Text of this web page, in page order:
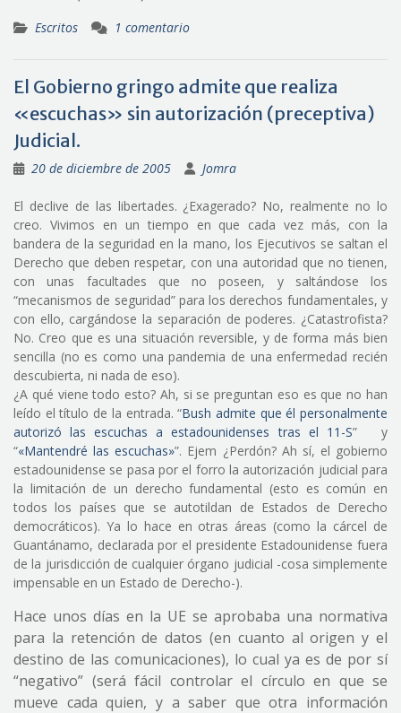
Escritos 1 comentario
El Gobierno gringo admite que realiza
«escuchas» sin autorización (preceptiva)
Judicial.
20 de diciembre de 2005 Jomra
El declive de las libertades. ¿Exagerado? No, realmente no lo
creo. Vivimos en un tiempo en que cada vez más, con la
bandera de la seguridad en la mano, los Ejecutivos se saltan el
Derecho que deben respetar, con una autoridad que no tienen,
con unas facultades que no poseen, y saltándose los
“mecanismos de seguridad” para los derechos fundamentales, y
con ello, cargándose la separación de poderes. ¿Catastrofista?
No. Creo que es una situación reversible, y de forma más bien
sencilla (no es como una pandemia de una enfermedad recién
descubierta, ni nada de eso).
¿A qué viene todo esto? Ah, si se preguntan eso es que no han
leído el título de la entrada. “Bush admite que él personalmente
autorizó las escuchas a estadounidenses tras el 11-S” y
“«Mantendré las escuchas»”. Ejem ¿Perdón? Ah sí, el gobierno
estadounidense se pasa por el forro la autorización judicial para
la limitación de un derecho fundamental (esto es común en
todos los países que se autotildan de Estados de Derecho
democráticos). Ya lo hace en otras áreas (como la cárcel de
Guantánamo, declarada por el presidente Estadounidense fuera
de la jurisdicción de cualquier órgano judicial -cosa simplemente
impensable en un Estado de Derecho-).
Hace unos días en la UE se aprobaba una normativa
para la retención de datos (en cuanto al origen y el
destino de las comunicaciones), lo cual ya es de por sí
“negativo” (será fácil controlar el círculo en que se
mueve cada quien, y a saber que otra información